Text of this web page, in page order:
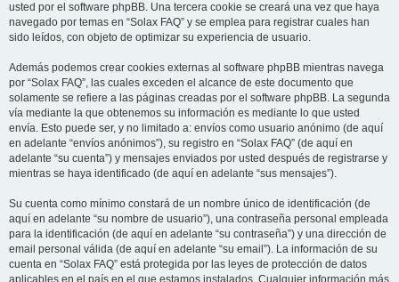
usted por el software phpBB. Una tercera cookie se creará una vez que haya
navegado por temas en “Solax FAQ” y se emplea para registrar cuales han
sido leídos, con objeto de optimizar su experiencia de usuario.
Además podemos crear cookies externas al software phpBB mientras navega
por “Solax FAQ”, las cuales exceden el alcance de este documento que
solamente se refiere a las páginas creadas por el software phpBB. La segunda
vía mediante la que obtenemos su información es mediante lo que usted
envía. Esto puede ser, y no limitado a: envíos como usuario anónimo (de aquí
en adelante “envíos anónimos”), su registro en “Solax FAQ” (de aquí en
adelante “su cuenta”) y mensajes enviados por usted después de registrarse y
mientras se haya identificado (de aquí en adelante “sus mensajes”).
Su cuenta como mínimo constará de un nombre único de identificación (de
aquí en adelante “su nombre de usuario”), una contraseña personal empleada
para la identificación (de aquí en adelante “su contraseña”) y una dirección de
email personal válida (de aquí en adelante “su email”). La información de su
cuenta en “Solax FAQ” está protegida por las leyes de protección de datos
aplicables en el país en el que estamos instalados. Cualquier información más